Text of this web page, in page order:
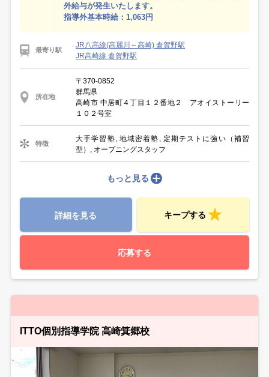
外給与が発生いたします。
指導外基本時給：1,063円
最寄り駅
JR八高線(高麗川～高崎) 倉賀野駅
JR高崎線 倉賀野駅
所在地
〒370-0852
群馬県
高崎市 中居町４丁目１２番地２ アオイストーリー
１０２号室
特徴
大手学習塾, 地域密着塾, 定期テストに強い（補習
型）, オープニングスタッフ
もっと見る
詳細を見る キープする
応募する
ITTO個別指導学院 高崎箕郷校